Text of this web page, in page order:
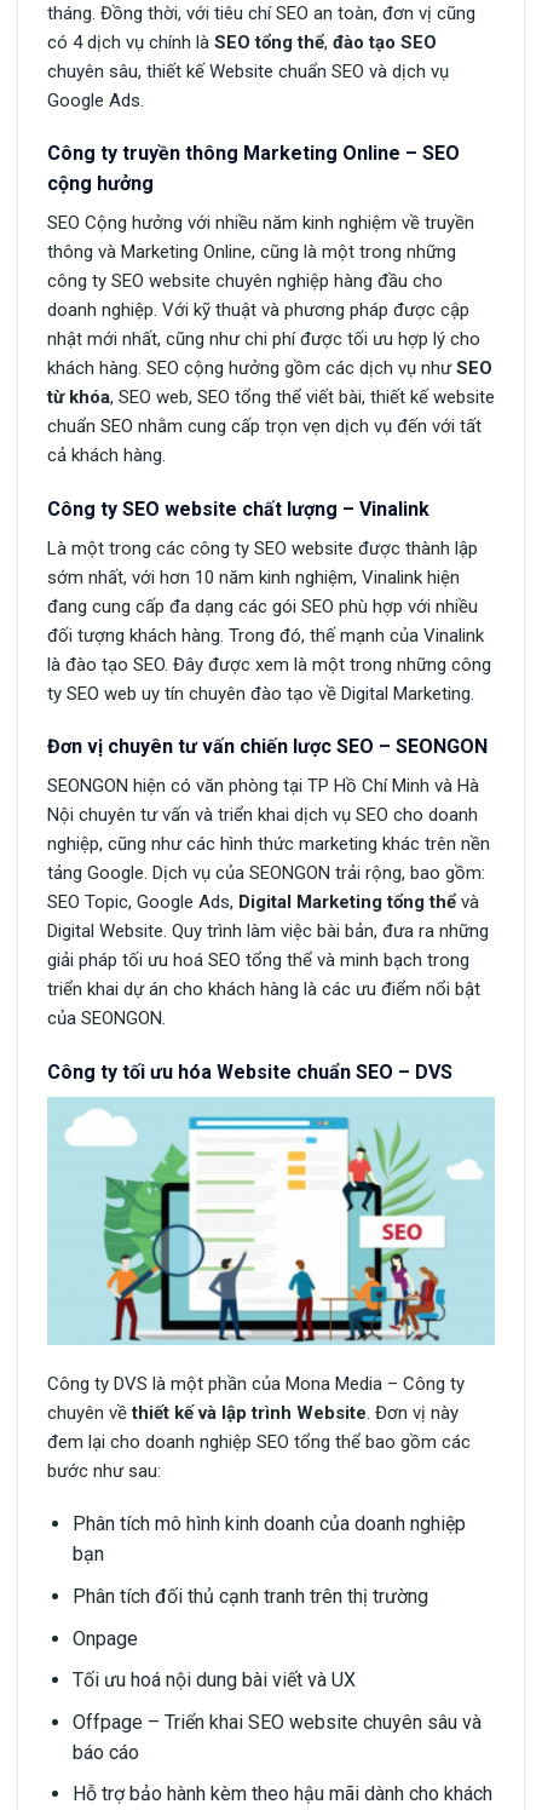
tháng. Đồng thời, với tiêu chí SEO an toàn, đơn vị cũng
có 4 dịch vụ chính là SEO tổng thể, đào tạo SEO
chuyên sâu, thiết kế Website chuẩn SEO và dịch vụ
Google Ads.
Công ty truyền thông Marketing Online – SEO
cộng hưởng
SEO Cộng hưởng với nhiều năm kinh nghiệm về truyền
thông và Marketing Online, cũng là một trong những
công ty SEO website chuyên nghiệp hàng đầu cho
doanh nghiệp. Với kỹ thuật và phương pháp được cập
nhật mới nhất, cũng như chi phí được tối ưu hợp lý cho
khách hàng. SEO cộng hưởng gồm các dịch vụ nhưSEO
từ khóa, SEO web, SEO tổng thể viết bài, thiết kế website
chuẩn SEO nhằm cung cấp trọn vẹn dịch vụ đến với tất
cả khách hàng.
Công ty SEO website chất lượng – Vinalink
Là một trong các công ty SEO website được thành lập
sớm nhất, với hơn 10 năm kinh nghiệm, Vinalink hiện
đang cung cấp đa dạng các gói SEO phù hợp với nhiều
đối tượng khách hàng. Trong đó, thế mạnh của Vinalink
là đào tạo SEO. Đây được xem là một trong những công
ty SEO web uy tín chuyên đào tạo về Digital Marketing.
Đơn vị chuyên tư vấn chiến lược SEO – SEONGON
SEONGON hiện có văn phòng tại TP Hồ Chí Minh và Hà
Nội chuyên tư vấn và triển khai dịch vụ SEO cho doanh
nghiệp, cũng như các hình thức marketing khác trên nền
tảng Google. Dịch vụ của SEONGON trải rộng, bao gồm:
SEO Topic, Google Ads, Digital Marketing tổng thể và
Digital Website. Quy trình làm việc bài bản, đưa ra những
giải pháp tối ưu hoá SEO tổng thể và minh bạch trong
triển khai dự án cho khách hàng là các ưu điểm nổi bật
của SEONGON.
Công ty tối ưu hóa Website chuẩn SEO – DVS
Công ty DVS là một phần của Mona Media – Công ty
chuyên vềthiết kế và lập trình Website. Đơn vị này
đem lại cho doanh nghiệp SEO tổng thể bao gồm các
bước như sau:
Phân tích mô hình kinh doanh của doanh nghiệp
bạn
Phân tích đối thủ cạnh tranh trên thị trường
Onpage
Tối ưu hoá nội dung bài viết và UX
Offpage – Triển khai SEO website chuyên sâu và
báo cáo
Hỗ trợ bảo hành kèm theo hậu mãi dành cho khách